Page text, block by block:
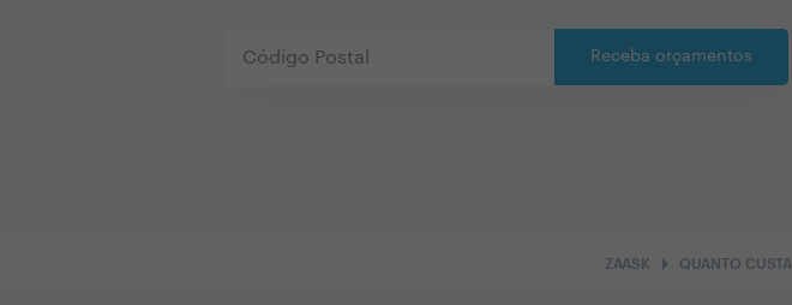
Receba orçamentos
ZAASK arrow_right QUANTO CUSTA